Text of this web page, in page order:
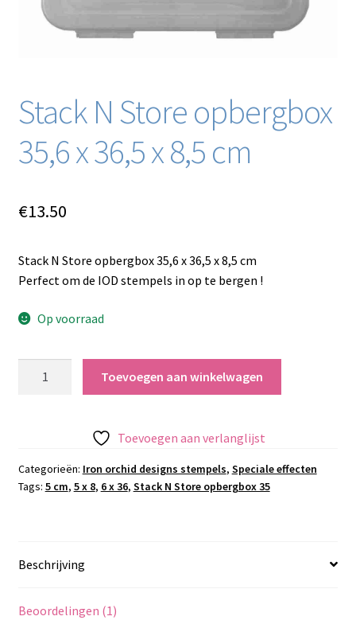
Stack N Store opbergbox
35,6 x 36,5 x 8,5 cm
€13.50
Stack N Store opbergbox 35,6 x 36,5 x 8,5 cm
Perfect om de IOD stempels in op te bergen !
Op voorraad
x
36,5
aantal
Toevoegen aan winkelwagen
Toevoegen aan verlanglijst
Categorieën: Iron orchid designs stempels, Speciale effecten
Tags: 5 cm, 5 x 8, 6 x 36, Stack N Store opbergbox 35
Beschrijving
Beoordelingen (1)